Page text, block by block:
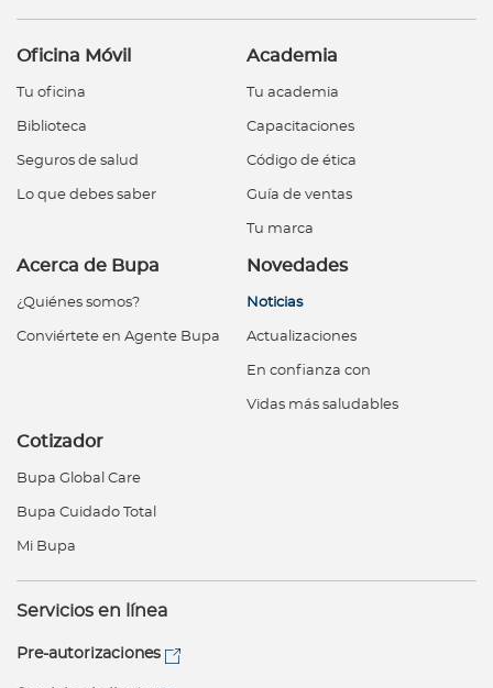
Oficina Móvil
Tu oficina
Biblioteca
Seguros de salud
Lo que debes saber
Academia
Tu academia
Capacitaciones
Código de ética
Guía de ventas
Tu marca
Acerca de Bupa
¿Quiénes somos?
Conviértete en Agente Bupa
Novedades
Noticias
Actualizaciones
En confianza con
Vidas más saludables
Cotizador
Bupa Global Care
Bupa Cuidado Total
Mi Bupa
Servicios en línea
Pre-autorizaciones